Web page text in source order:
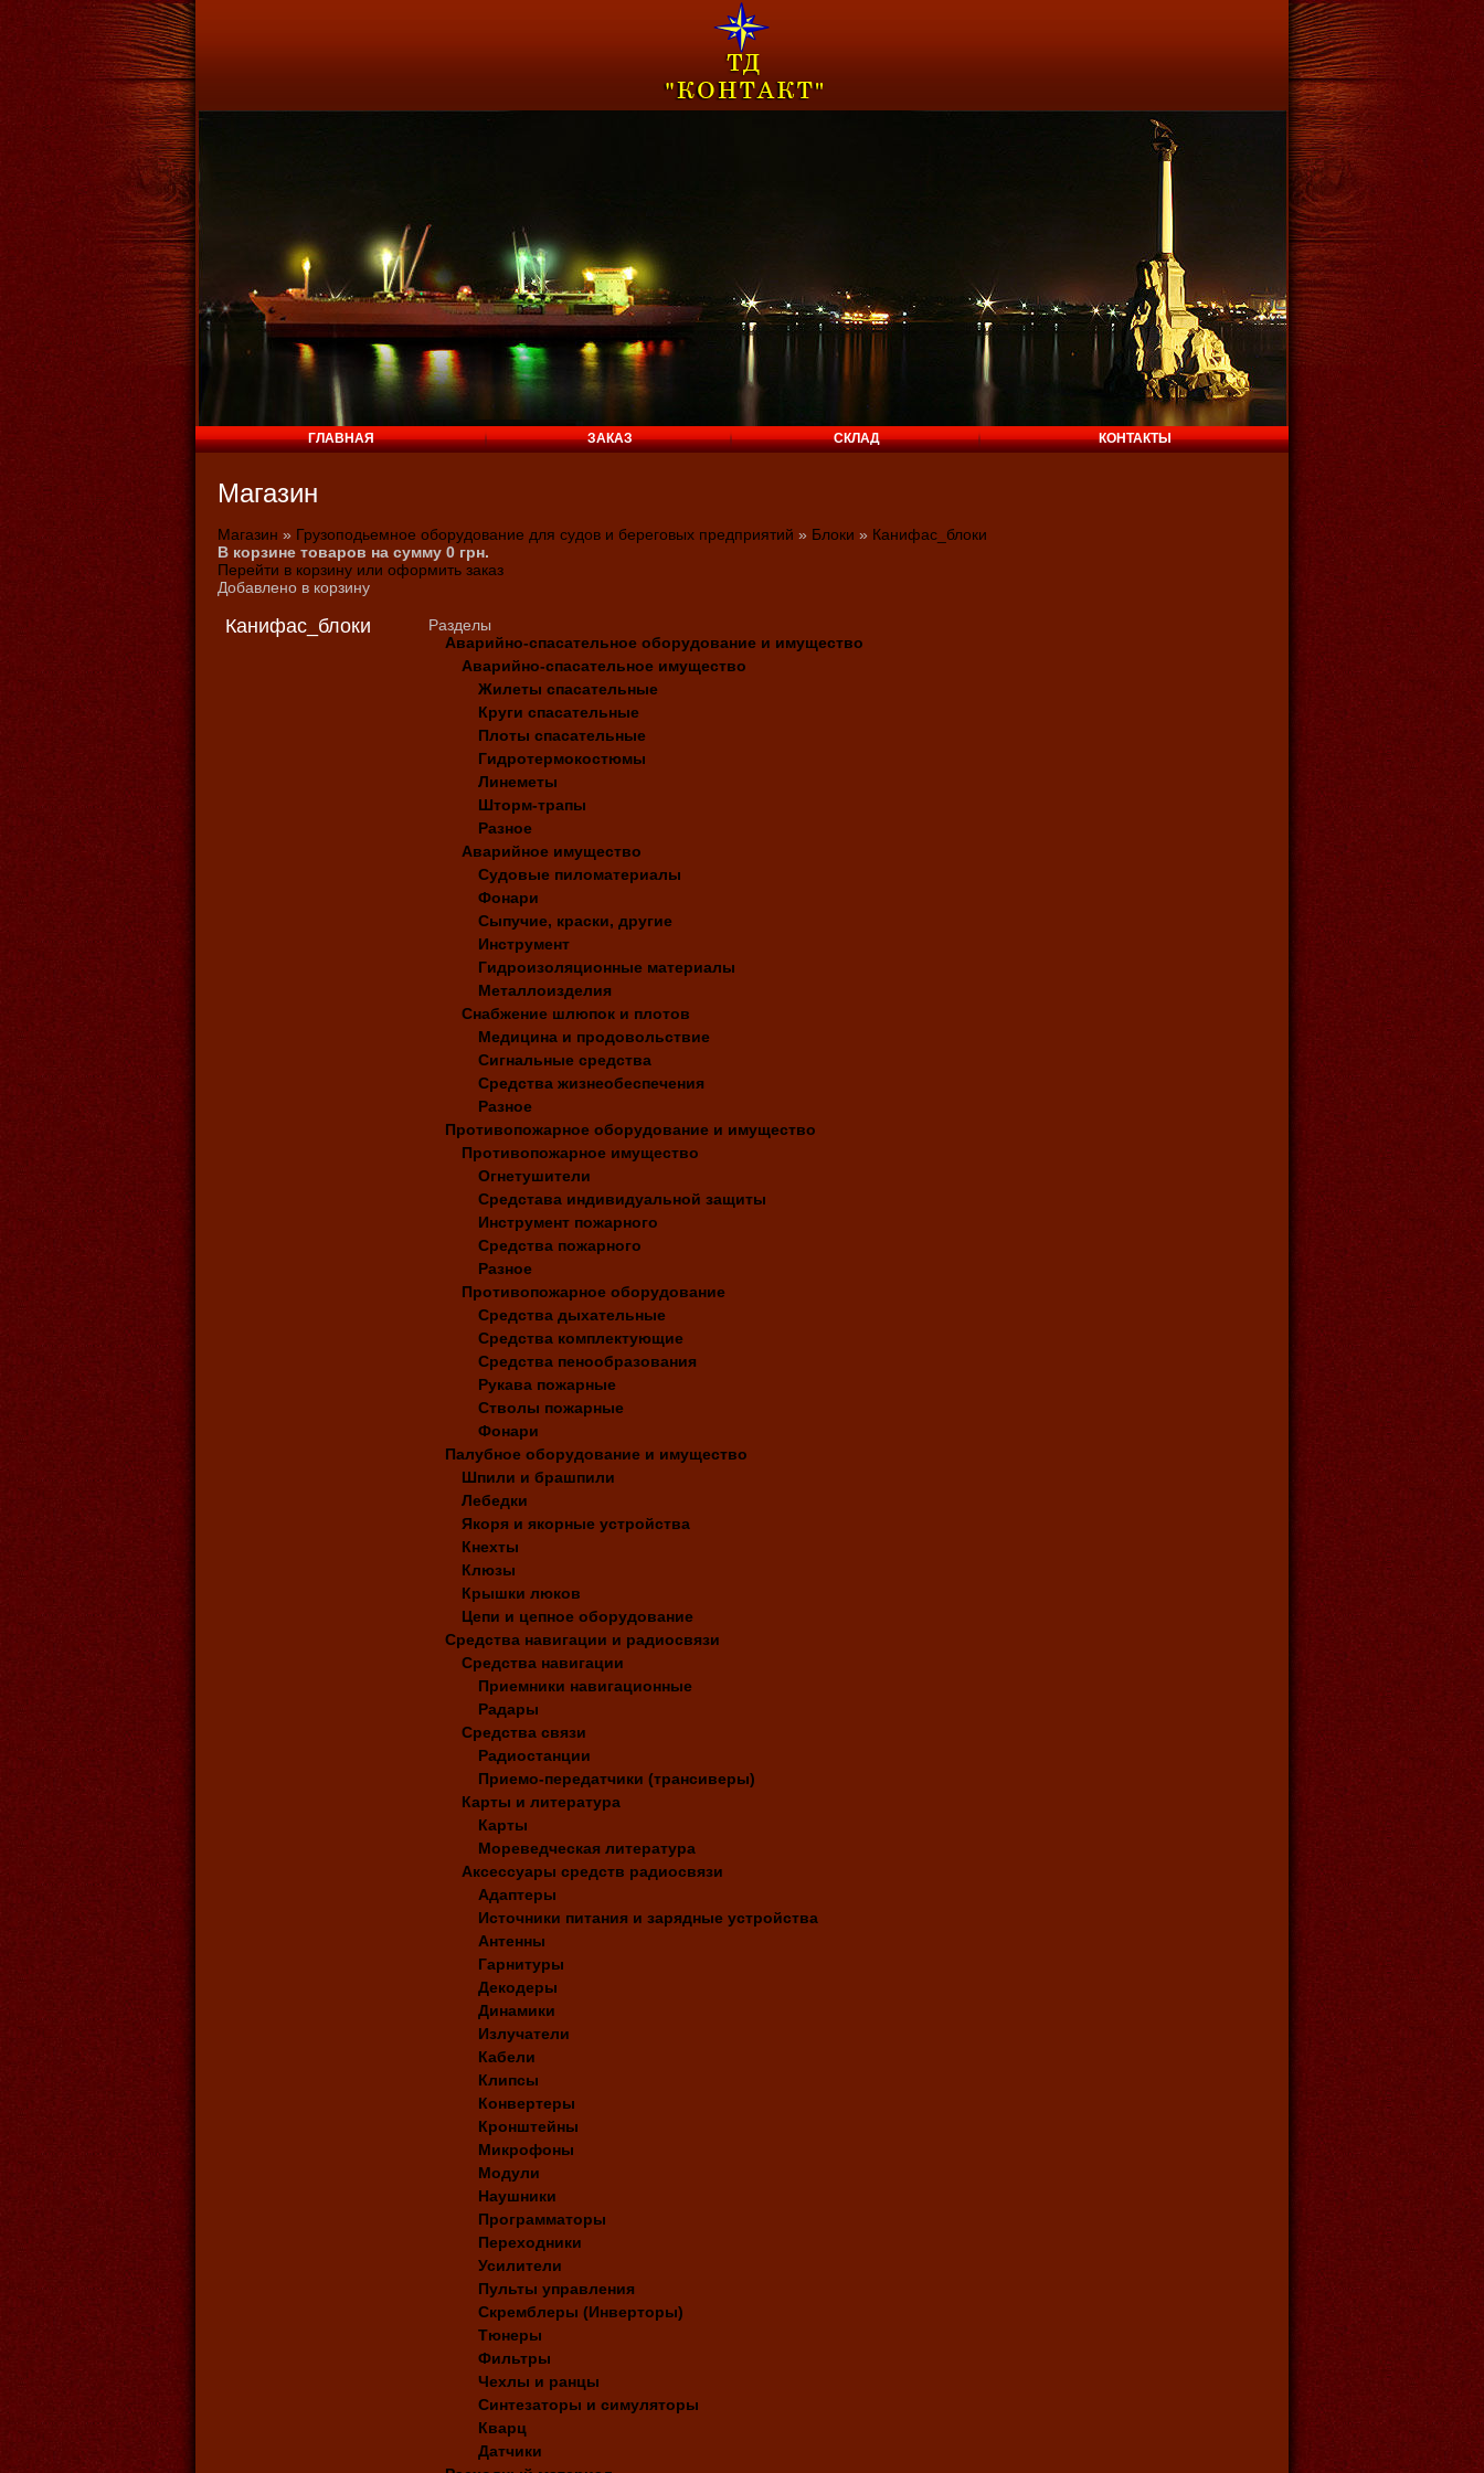
ГЛАВНАЯ ЗАКАЗ СКЛАД КОНТАКТЫ
Магазин
Магазин » Грузоподьемное оборудование для судов и береговых предприятий » Блоки » Канифас_блоки
В корзине товаров на сумму 0 грн.
Перейти в корзину или оформить заказ
Добавлено в корзину
Канифас_блоки
Разделы
Аварийно-спасательное оборудование и имущество
Аварийно-спасательное имущество
Жилеты спасательные
Круги спасательные
Плоты спасательные
Гидротермокостюмы
Линеметы
Шторм-трапы
Разное
Аварийное имущество
Судовые пиломатериалы
Фонари
Сыпучие, краски, другие
Инструмент
Гидроизоляционные материалы
Металлоизделия
Снабжение шлюпок и плотов
Медицина и продовольствие
Сигнальные средства
Средства жизнеобеспечения
Разное
Противопожарное оборудование и имущество
Противопожарное имущество
Огнетушители
Средстава индивидуальной защиты
Инструмент пожарного
Средства пожарного
Разное
Противопожарное оборудование
Средства дыхательные
Средства комплектующие
Средства пенообразования
Рукава пожарные
Стволы пожарные
Фонари
Палубное оборудование и имущество
Шпили и брашпили
Лебедки
Якоря и якорные устройства
Кнехты
Клюзы
Крышки люков
Цепи и цепное оборудование
Средства навигации и радиосвязи
Средства навигации
Приемники навигационные
Радары
Средства связи
Радиостанции
Приемо-передатчики (трансиверы)
Карты и литература
Карты
Мореведческая литература
Аксессуары средств радиосвязи
Адаптеры
Источники питания и зарядные устройства
Антенны
Гарнитуры
Декодеры
Динамики
Излучатели
Кабели
Клипсы
Конвертеры
Кронштейны
Микрофоны
Модули
Наушники
Программаторы
Переходники
Усилители
Пульты управления
Скремблеры (Инверторы)
Тюнеры
Фильтры
Чехлы и ранцы
Синтезаторы и симуляторы
Кварц
Датчики